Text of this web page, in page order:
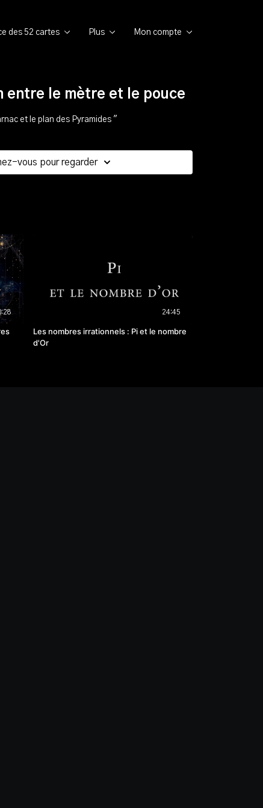
des 52 cartes Plus Mon compte
entre le mètre et le pouce
et le plan des Pyramides "
vous pour regarder
24:45
Les nombres irrationnels : Pi et le nombre
d'Or